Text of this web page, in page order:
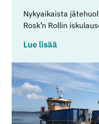
Nykyaikaista
Rosk’n Rollin
Lue lisää